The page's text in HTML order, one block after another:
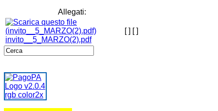
Allegati:
invito__5_MARZO(2).pdf
[ ] [ ]